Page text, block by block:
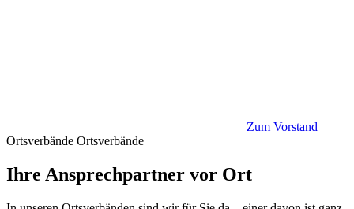
Zum Vorstand
Ortsverbände Ortsverbände
Ihre Ansprechpartner vor Ort